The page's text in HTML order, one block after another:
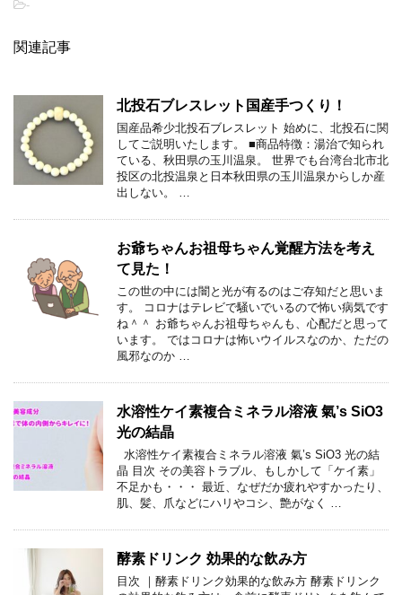
-
関連記事
北投石ブレスレット国産手つくり！
国産品希少北投石ブレスレット 始めに、北投石に関
してご説明いたします。 ■商品特徴：湯治で知られ
ている、秋田県の玉川温泉。 世界でも台湾台北市北
投区の北投温泉と日本秋田県の玉川温泉からしか産
出しない。 …
お爺ちゃんお祖母ちゃん覚醒方法を考え
て見た！
この世の中には闇と光が有るのはご存知だと思いま
す。 コロナはテレビで騒いでいるので怖い病気です
ね＾＾ お爺ちゃんお祖母ちゃんも、心配だと思って
います。 ではコロナは怖いウイルスなのか、ただの
風邪なのか …
水溶性ケイ素複合ミネラル溶液 氣’s SiO3
光の結晶
水溶性ケイ素複合ミネラル溶液 氣’s SiO3 光の結
晶 目次 その美容トラブル、もしかして「ケイ素」
不足かも・・・ 最近、なぜだか疲れやすかったり、
肌、髪、爪などにハリやコシ、艶がなく …
酵素ドリンク 効果的な飲み方
目次 ｜酵素ドリンク効果的な飲み方 酵素ドリンク